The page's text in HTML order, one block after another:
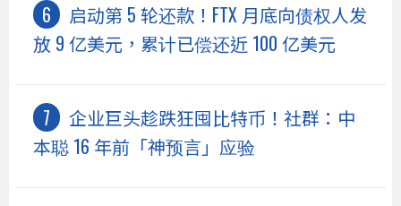
启动第 5 轮还款！FTX 月底向债权人发
放 9 亿美元，累计已偿还近 100 亿美元
企业巨头趁跌狂囤比特币！社群：中
本聪 16 年前「神预言」应验